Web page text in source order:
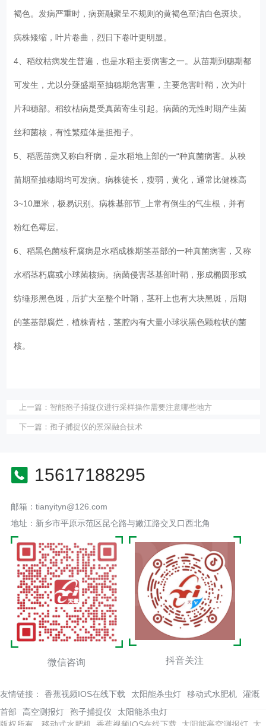
褐色。发病严重时，病斑融聚呈不规则的黄褐色至洁白色斑块。
病株矮缩，叶片卷曲，烈日下卷叶更明显。
4、稻纹枯病发生普遍，也是水稻主要病害之一。从苗期到穗期都
可发生，尤以分蘖盛期至抽穗期危害重，主要危害叶鞘，次为叶
片和穗部。稻纹枯病是受真菌寄生引起。病菌的无性时期产生菌
丝和菌核，有性繁殖体是担孢子。
5、稻恶苗病又称白秆病，是水稻地上部的一“种真菌病害。从秧
苗期至抽穗期均可发病。病株徒长，瘦弱，黄化，通常比健株高
3~10厘米，极易识别。病株基部节_上常有倒生的气生根，并有
粉红色霉层。
6、稻黑色菌核秆腐病是水稻成株期茎基部的一种真菌病害，又称
水稻茎朽腐或小球菌核病。病菌侵害茎基部叶鞘，形成椭圆形或
纺缍形黑色斑，后扩大至整个叶鞘，茎秆上也有大块黑斑，后期
的茎基部腐烂，植株青枯，茎腔内有大量小球状黑色颗粒状的菌
核。
上一篇： 智能孢子捕捉仪进行采样操作需要注意哪些地方
下一篇： 孢子捕捉仪的景深融合技术
15617188295
邮箱：tianyityn@126.com
地址：新乡市平原示范区昆仑路与嫩江路交叉口西北角
微信咨询 抖音关注
友情链接： 香蕉视频IOS在线下载 太阳能杀虫灯 移动式水肥机
灌溉
首部
高空测报灯 孢子捕捉仪
太阳能杀虫灯